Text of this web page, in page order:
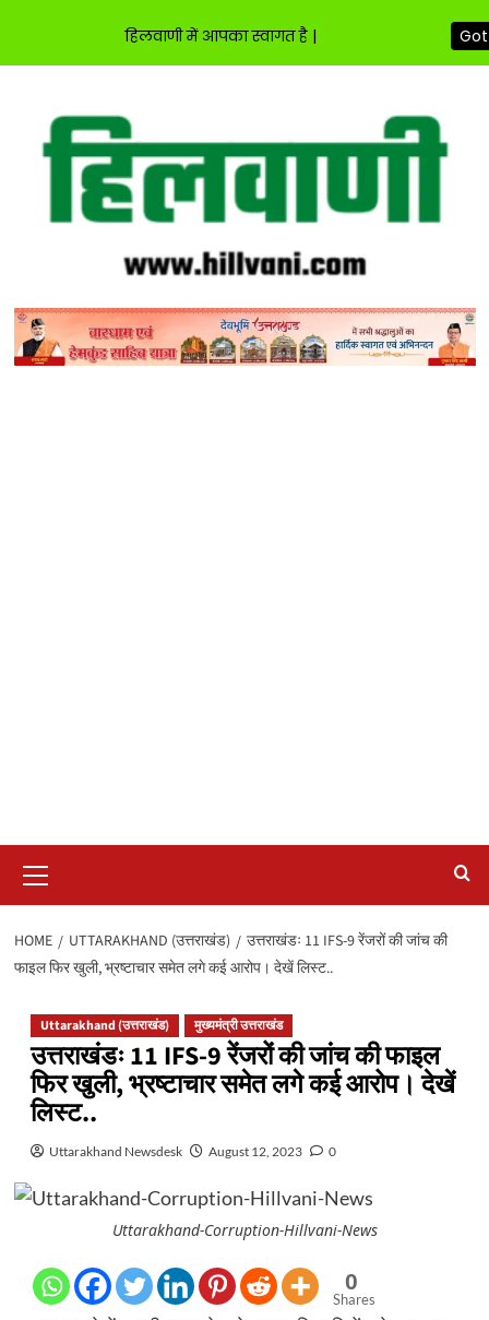
content
Menu
HOME UTTARAKHAND (उत्तराखंड)
उत्तराखंडः 11 IFS-9 रेंजरों की जांच की
फाइल फिर खुली, भ्रष्टाचार समेत लगे कई आरोप। देखें लिस्ट..
Uttarakhand (उत्तराखंड) मुख्यमंत्री उत्तराखंड
उत्तराखंडः 11 IFS-9 रेंजरों की जांच की फाइल
फिर खुली, भ्रष्टाचार समेत लगे कई आरोप। देखें
लिस्ट..
Uttarakhand Newsdesk August 12, 2023 0
Uttarakhand-Corruption-Hillvani-News
0
Shares
हिलवाणी में आपका स्वागत है |